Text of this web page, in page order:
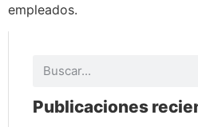
empleados.
Publicaciones